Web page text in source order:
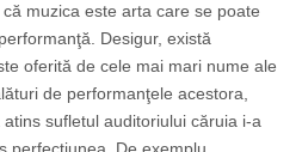
muzica este arta care se poate
Desigur, există
oferită de cele mai mari nume ale
de performanţele acestora,
sufletul auditoriului căruia i-a